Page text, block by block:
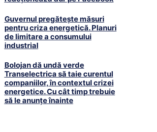
Guvernul pregătește măsuri
pentru criza energetică. Planuri
de limitare a consumului
industrial
Bolojan dă undă verde
Transelectrica să taie curentul
companiilor, în contextul crizei
energetice. Cu cât timp trebuie
să le anunțe înainte